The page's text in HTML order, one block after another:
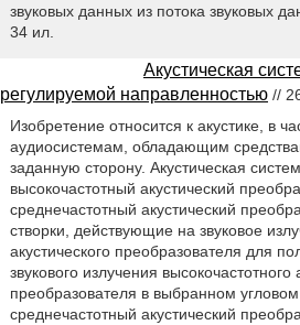
звуковых данных из потока звуковых
34 ил.
Акустическая
регулируемой направленностью //
Изобретение относится к акустике, в
аудиосистемам, обладающим
заданную сторону. Акустическая
высокочастотный акустический
среднечастотный акустический
створки, действующие на звуковое
акустического преобразователя для
звукового излучения высокочастотного
преобразователя в выбранном
среднечастотный акустический